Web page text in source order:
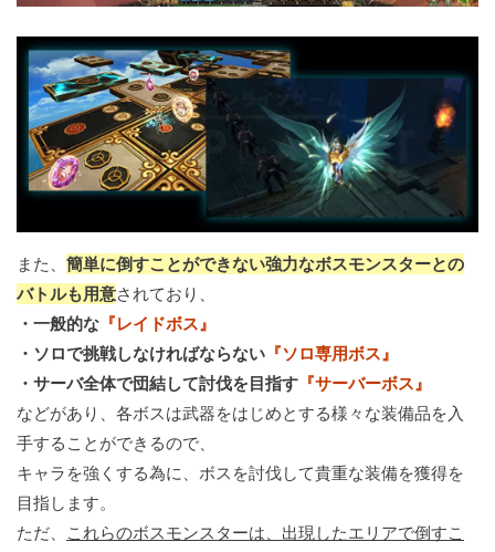
また、 簡単に倒すことができない強力なボスモンスターとの
バトルも用意されており、
・一般的な 『レイドボス』
・ソロで挑戦しなければならない 『ソロ専用ボス』
・サーバ全体で団結して討伐を目指す 『サーバーボス』
などがあり、各ボスは武器をはじめとする様々な装備品を入
手することができるので、
キャラを強くする為に、ボスを討伐して貴重な装備を獲得を
目指します。
ただ、
これらのボスモンスターは、出現したエリアで倒すこ